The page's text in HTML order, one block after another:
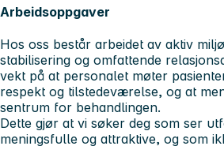
Arbeidsoppgaver
Hos oss består arbeidet av aktiv
stabilisering og omfattende
vekt på at personalet møter
respekt og tilstedeværelse, og at
sentrum for behandlingen.
Dette gjør at vi søker deg som ser
meningsfulle og attraktive, og som